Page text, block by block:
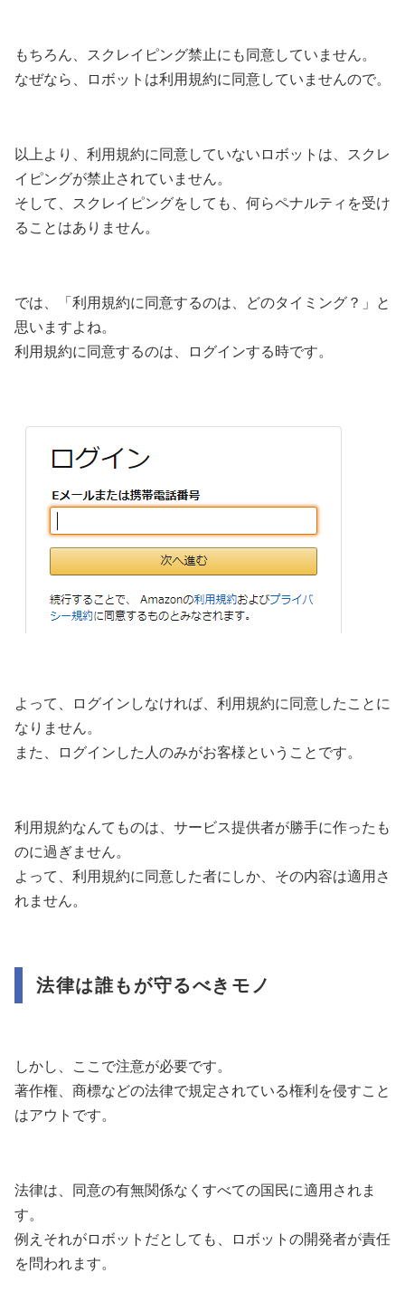
もちろん、スクレイピング禁止にも同意していません。
なぜなら、ロボットは利用規約に同意していませんので。
以上より、利用規約に同意していないロボットは、スクレ
イピングが禁止されていません。
そして、スクレイピングをしても、何らペナルティを受け
ることはありません。
では、「利用規約に同意するのは、どのタイミング？」と
思いますよね。
利用規約に同意するのは、ログインする時です。
よって、ログインしなければ、利用規約に同意したことに
なりません。
また、ログインした人のみがお客様ということです。
利用規約なんてものは、サービス提供者が勝手に作ったも
のに過ぎません。
よって、利用規約に同意した者にしか、その内容は適用さ
れません。
法律は誰もが守るべきモノ
しかし、ここで注意が必要です。
著作権、商標などの法律で規定されている権利を侵すこと
はアウトです。
法律は、同意の有無関係なくすべての国民に適用されま
す。
例えそれがロボットだとしても、ロボットの開発者が責任
を問われます。